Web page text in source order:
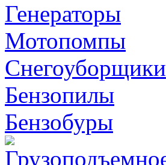
Генераторы
Мотопомпы
Снегоуборщики
Бензопилы
Бензобуры